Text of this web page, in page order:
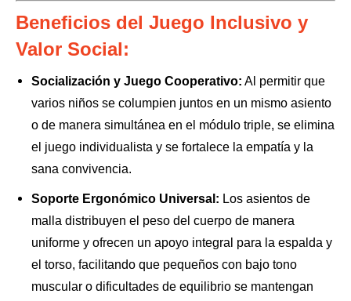
Beneficios del Juego Inclusivo y
Valor Social:
Socialización y Juego Cooperativo: Al permitir que
varios niños se columpien juntos en un mismo asiento
o de manera simultánea en el módulo triple, se elimina
el juego individualista y se fortalece la empatía y la
sana convivencia.
Soporte Ergonómico Universal: Los asientos de
malla distribuyen el peso del cuerpo de manera
uniforme y ofrecen un apoyo integral para la espalda y
el torso, facilitando que pequeños con bajo tono
muscular o dificultades de equilibrio se mantengan